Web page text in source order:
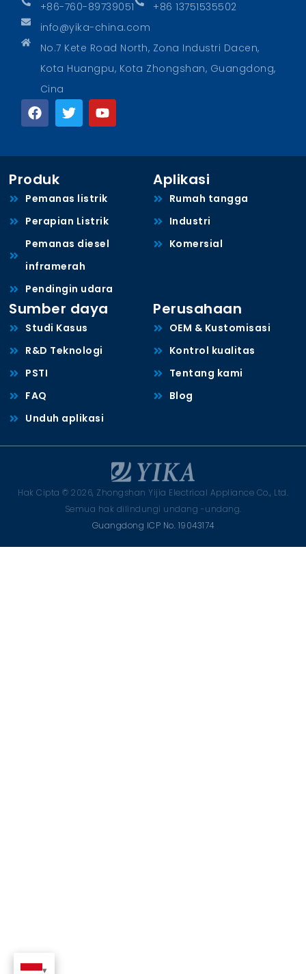
+86-760-89739051
+86 13751535502
info@yika-china.com
No.7 Kete Road North, Zona Industri Dacen,
Kota Huangpu, Kota Zhongshan, Guangdong,
Cina
Produk
Pemanas listrik
Perapian Listrik
Pemanas diesel
inframerah
Pendingin udara
Aplikasi
Rumah tangga
Industri
Komersial
Sumber daya
Studi Kasus
R&D Teknologi
PSTI
FAQ
Unduh aplikasi
Perusahaan
OEM & Kustomisasi
Kontrol kualitas
Tentang kami
Blog
Hak Cipta © 2026, Zhongshan Yijia Electrical Appliance Co., Ltd.
Semua hak dilindungi undang -undang.
Guangdong ICP No. 19043174